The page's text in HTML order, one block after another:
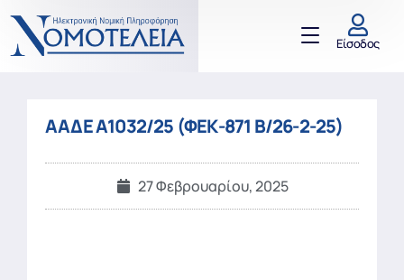
Είσοδος
ΑΑΔΕ Α1032/25 (ΦΕΚ-871 Β/26-2-25)
27 Φεβρουαρίου, 2025